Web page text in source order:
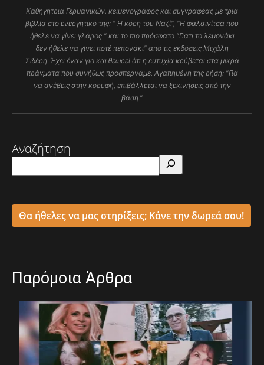
Καθηγήτρια Γερμανικών, κειμενογράφος και συγγραφέας με τρία
βιβλία στο ενεργητικό της: " Η κόρη του Ναζί", "Η φαλαινίτσα που
ήθελε να γίνει γλάρος " και το πιο πρόσφατο "Γιατί το λεμονάκι
δεν ήθελε να γίνει ποτέ πεπονάκι" από τις εκδόσεις Μιχάλη
Σιδέρη. Έχει έναν γιο και θεωρεί ότι η ευτυχία κρύβεται στα μικρά
πράγματα που συνήθως προσπερνάμε. Αγαπημένη της ρήση: "Για
να ανέβεις στην κορυφή, επιβάλλεται να ξεκινήσεις από την
βάση."
Αναζήτηση
Θα ήθελες να μας στηρίξεις; Κάνε την δωρεά σου!
Παρόμοια Άρθρα